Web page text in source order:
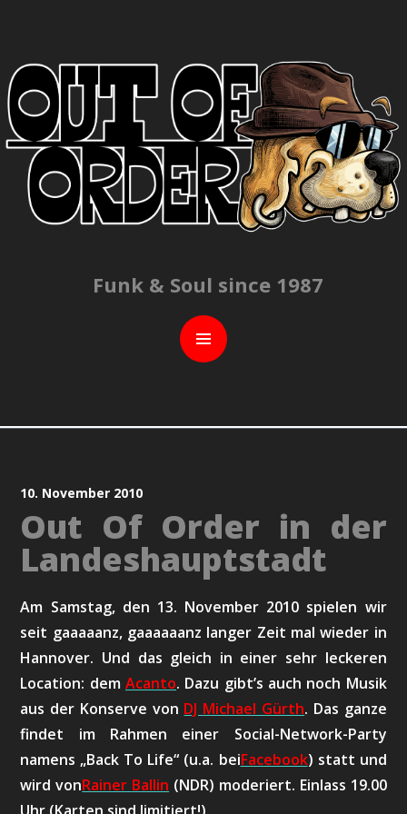
Funk & Soul since 1987
10. November 2010
Out Of Order in der
Landeshauptstadt
Am Samstag, den 13. November 2010 spielen wir
seit gaaaaanz, gaaaaaanz langer Zeit mal wieder in
Hannover. Und das gleich in einer sehr leckeren
Location: demAcanto. Dazu gibt’s auch noch Musik
aus der Konserve von DJ Michael Gürth. Das ganze
findet im Rahmen einer Social-Network-Party
namens „Back To Life“ (u.a. beiFacebook) statt und
wird vonRainer Ballin (NDR) moderiert. Einlass 19.00
Uhr (Karten sind limitiert!).